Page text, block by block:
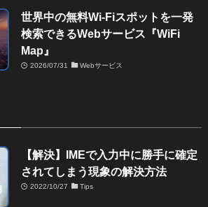
世界中の無料Wi-Fiスポットを一発
検索できるWebサービス『WiFi
Map』
2026/07/31 Webサービス
【解決】IMEで入力中に勝手に確定
されてしまう現象の解決方法
2022/10/27 Tips